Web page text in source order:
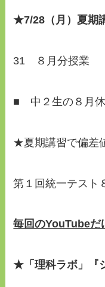
★7/28（月）夏期
31 ８月分授業
■ 中２生の８月休
★夏期講習で偏差
第１回統一テスト
毎回のYouTubeだ
★「理科ラボ」『